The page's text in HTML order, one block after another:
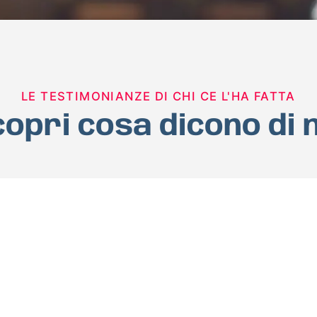
LE TESTIMONIANZE DI CHI CE L'HA FATTA
cosa dicono di